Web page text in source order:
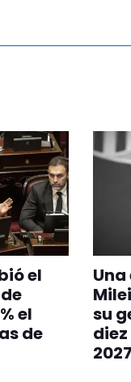
el
el
de
su
2027